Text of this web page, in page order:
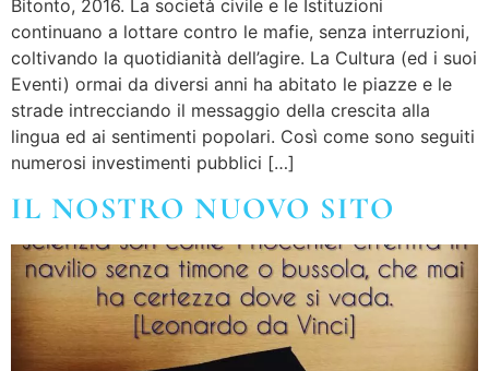
Bitonto, 2016. La società civile e le Istituzioni
continuano a lottare contro le mafie, senza interruzioni,
coltivando la quotidianità dell’agire. La Cultura (ed i suoi
Eventi) ormai da diversi anni ha abitato le piazze e le
strade intrecciando il messaggio della crescita alla
lingua ed ai sentimenti popolari. Così come sono seguiti
numerosi investimenti pubblici […]
IL NOSTRO NUOVO SITO